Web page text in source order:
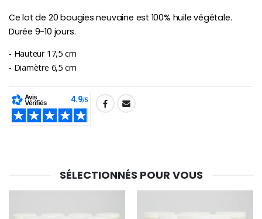
Ce lot de 20 bougies neuvaine est 100% huile végétale.
Durée 9-10 jours.
- Hauteur 17,5 cm
- Diamètre 6,5 cm
SHARE:
SÉLECTIONNÉS POUR VOUS